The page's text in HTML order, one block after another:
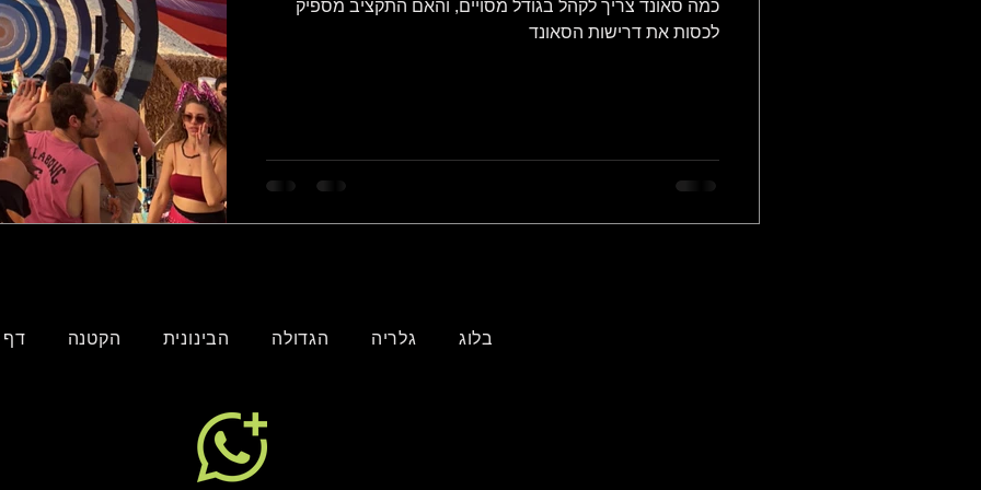
כמה סאונד צריך לקהל בגודל מסויים, והאם התקציב מספיק
לכסות את דרישות הסאונד
דף הקטנה הבינונית הגדולה גלריה בלוג